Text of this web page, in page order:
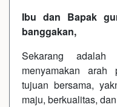
Ibu dan Bapak
banggakan,
Sekarang
menyamakan
tujuan bersama,
maju, berkualitas,